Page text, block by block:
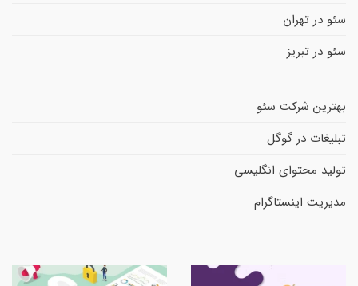
سئو در تهران
سئو در تبریز
بهترین شرکت سئو
تبلیغات در گوگل
تولید محتوای انگلیسی
مدیریت اینستاگرام